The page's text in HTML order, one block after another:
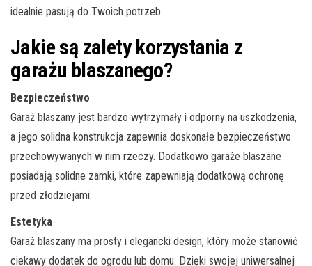
idealnie pasują do Twoich potrzeb.
Jakie są zalety korzystania z
garażu blaszanego?
Bezpieczeństwo
Garaż blaszany jest bardzo wytrzymały i odporny na uszkodzenia,
a jego solidna konstrukcja zapewnia doskonałe bezpieczeństwo
przechowywanych w nim rzeczy. Dodatkowo garaże blaszane
posiadają solidne zamki, które zapewniają dodatkową ochronę
przed złodziejami.
Estetyka
Garaż blaszany ma prosty i elegancki design, który może stanowić
ciekawy dodatek do ogrodu lub domu. Dzięki swojej uniwersalnej